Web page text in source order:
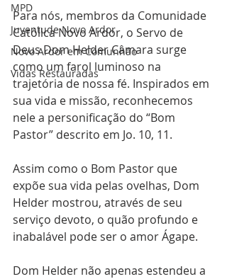
MPD
Juventude Novo Ardor
Novo Ardor em Comunhão
Vidas Restauradas
Para nós, membros da Comunidade
Católica Novo Ardor, o Servo de
Deus Dom Helder Câmara surge
como um farol luminoso na
trajetória de nossa fé. Inspirados em
sua vida e missão, reconhecemos
nele a personificação do “Bom
Pastor” descrito em Jo. 10, 11.
Assim como o Bom Pastor que
expõe sua vida pelas ovelhas, Dom
Helder mostrou, através de seu
serviço devoto, o quão profundo e
inabalável pode ser o amor Ágape.
Dom Helder não apenas estendeu a